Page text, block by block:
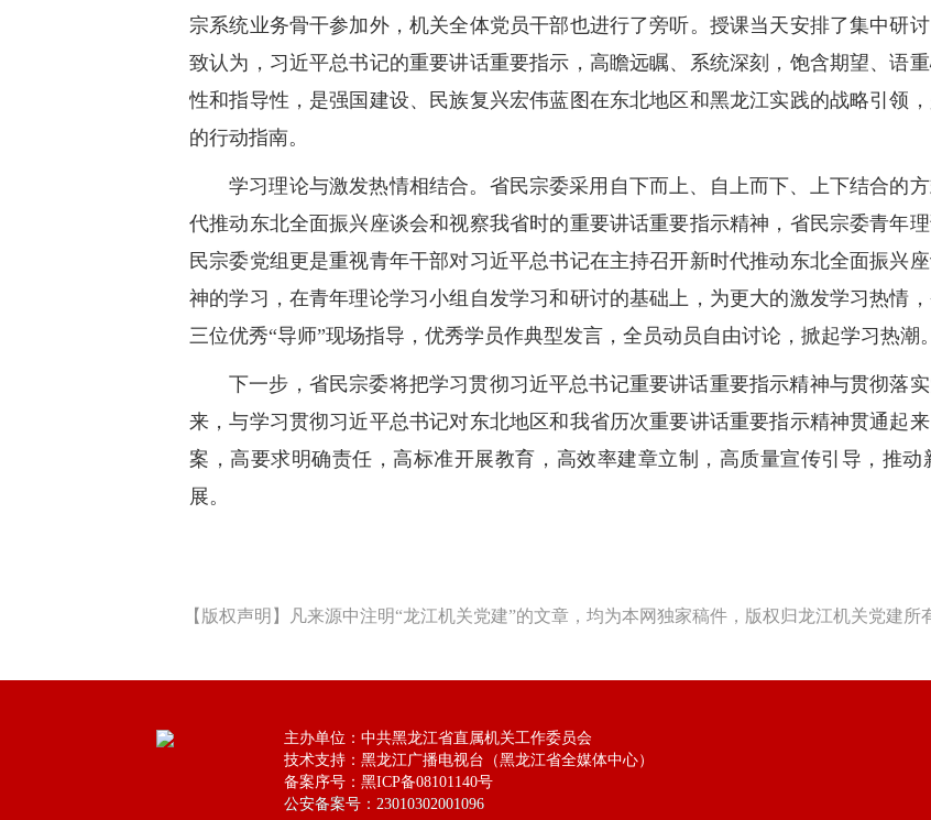
宗系统业务骨干参加外，机关全体党员干部也进行了旁听。授课当天安排了集中研
致认为，习近平总书记的重要讲话重要指示，高瞻远瞩、系统深刻，饱含期望、语
性和指导性，是强国建设、民族复兴宏伟蓝图在东北地区和黑龙江实践的战略引领
的行动指南。
学习理论与激发热情相结合。省民宗委采用自下而上、自上而下、上下结合的
代推动东北全面振兴座谈会和视察我省时的重要讲话重要指示精神，省民宗委青年
民宗委党组更是重视青年干部对习近平总书记在主持召开新时代推动东北全面振兴
神的学习，在青年理论学习小组自发学习和研讨的基础上，为更大的激发学习热情
三位优秀“导师”现场指导，优秀学员作典型发言，全员动员自由讨论，掀起学习热潮。
下一步，省民宗委将把学习贯彻习近平总书记重要讲话重要指示精神与贯彻落
来，与学习贯彻习近平总书记对东北地区和我省历次重要讲话重要指示精神贯通起
案，高要求明确责任，高标准开展教育，高效率建章立制，高质量宣传引导，推
展。
【版权声明】凡来源中注明“龙江机关党建”的文章，均为本网独家稿件，版权归龙江机关党建所
主办单位：中共黑龙江省直属机关工作委员会
技术支持：黑龙江广播电视台（黑龙江省全媒体中心）
备案序号：黑ICP备08101140号
公安备案号：23010302001096
公安备案号：23010302001096